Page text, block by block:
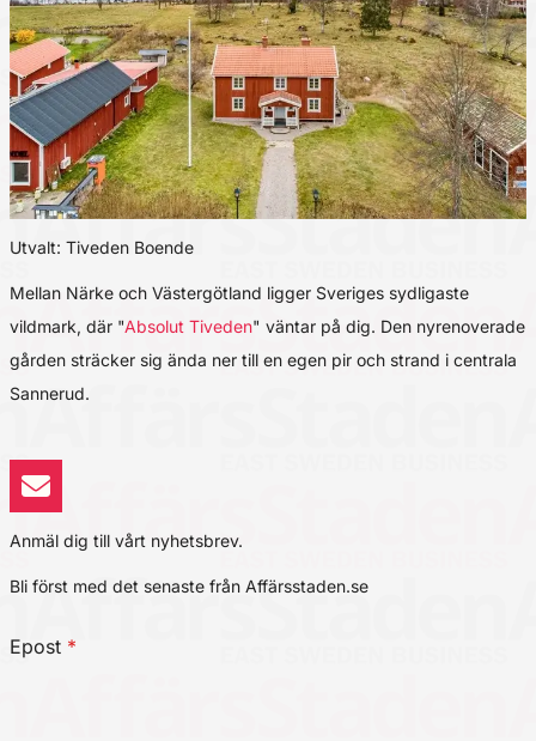
Utvalt: Tiveden Boende
Mellan Närke och Västergötland ligger Sveriges sydligaste
vildmark, där "Absolut Tiveden" väntar på dig. Den nyrenoverade
gården sträcker sig ända ner till en egen pir och strand i centrala
Sannerud.
Anmäl dig till vårt nyhetsbrev.
Bli först med det senaste från Affärsstaden.se
Epost *